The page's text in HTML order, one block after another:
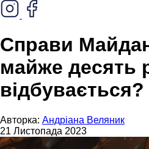
Справи
майже десять
відбувається?
Авторка: Андріана Веляник
21 Листопада 2023